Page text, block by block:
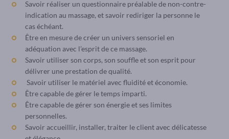
Savoir réaliser un questionnaire préalable de non-contre-
indication au massage, et savoir rediriger la personne le
cas échéant.
Être en mesure de créer un univers sensoriel en
adéquation avec l’esprit de ce massage.
Savoir utiliser son corps, son souffle et son esprit pour
délivrer une prestation de qualité.
Savoir utiliser le matériel avec fluidité et économie.
Être capable de gérer le temps imparti.
Être capable de gérer son énergie et ses limites
personnelles.
Savoir accueillir, installer, traiter le client avec délicatesse